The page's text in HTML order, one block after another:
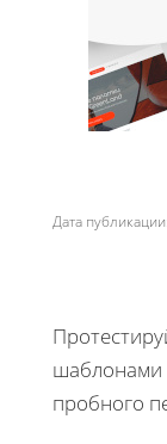
Дата
шаблонами
пробного